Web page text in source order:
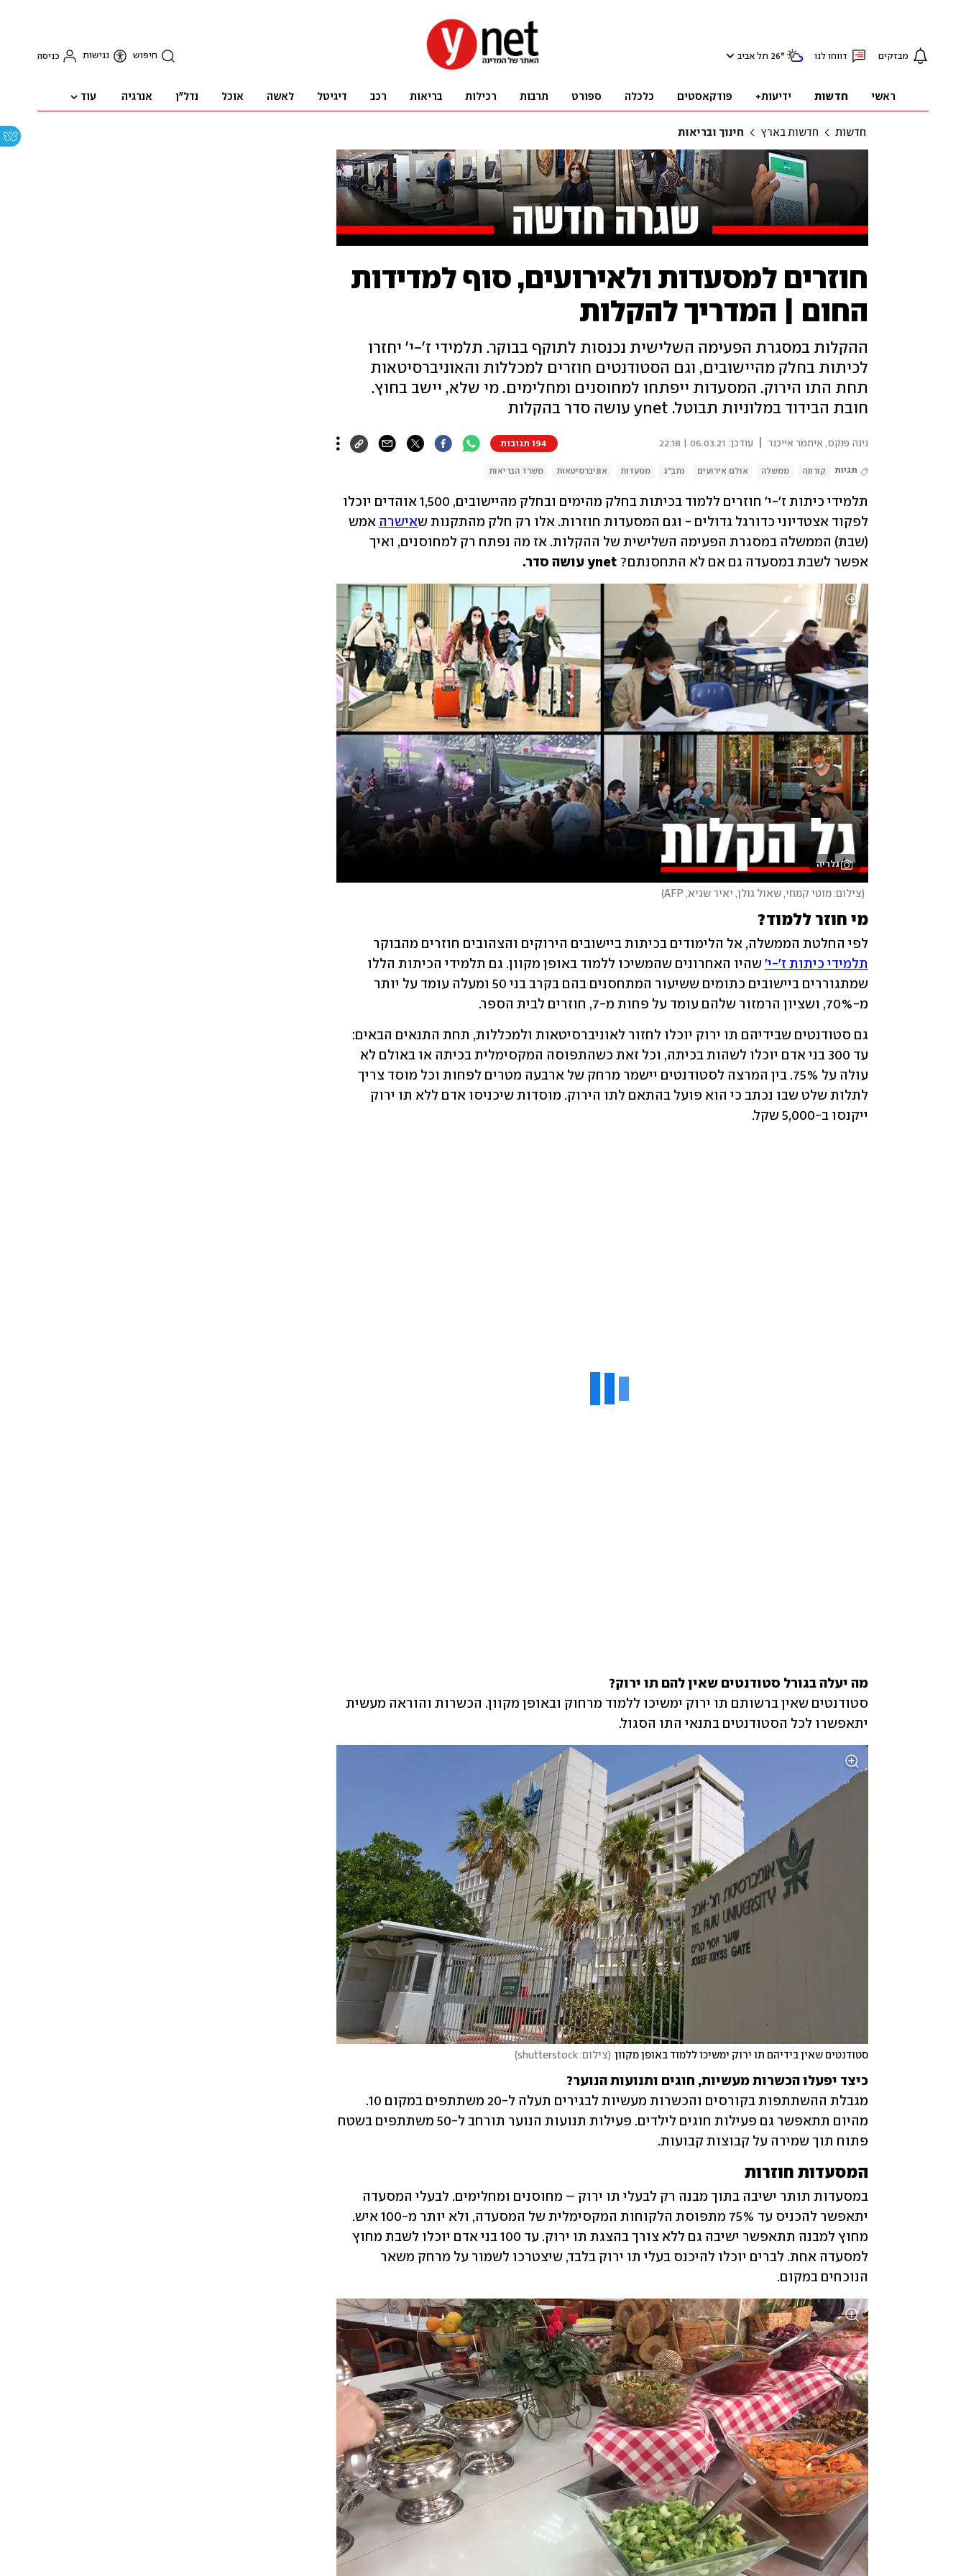
מבזקים דווחו לנו 26° תל אביב חיפוש נגישות כניסה
ראשי חדשות ידיעות+ פודקאסטים כלכלה ספורט תרבות רכילות בריאות רכב דיגיטל לאשה אוכל נדל"ן אנרגיה עוד
חדשות חדשות בארץ חינוך ובריאות
חוזרים למסעדות ולאירועים, סוף למדידות
החום | המדריך להקלות
ההקלות במסגרת הפעימה השלישית נכנסות לתוקף בבוקר. תלמידי ז'-י' יחזרו
לכיתות בחלק מהיישובים, וגם הסטודנטים חוזרים למכללות והאוניברסיטאות
תחת התו הירוק. המסעדות ייפתחו למחוסנים ומחלימים. מי שלא, יישב בחוץ.
חובת הבידוד במלוניות תבוטל. ynet עושה סדר בהקלות
נינה פוקס איתמר אייכנר עודכן: 06.03.21 | 22:18 194 תגובות
תגיות קורונה ממשלה אולם אירועים נתב"ג מסעדות אוניברסיטאות משרד הבריאות
לפקוד אצטדיוני כדורגל גדולים - וגם המסעדות חוזרות. אלו רק חלק מהתקנות שאישרה
אפשר לשבת במסעדה גם אם לא התחסנתם? ynet עושה סדר.
גלריה
(צילום: מוטי קמחי, שאול גולן, יאיר שגיא, AFP )
מי חוזר ללמוד?
לפי החלטת הממשלה, אל הלימודים בכיתות ביישובים הירוקים והצהובים חוזרים מהבוקר
תלמידי כיתות ז'-י'
מ-70%, ושציון הרמזור שלהם עומד על פחות מ-7, חוזרים לבית הספר.
ייקנסו ב-5,000 שקל.
מה יעלה בגורל סטודנטים שאין להם תו ירוק?
יתאפשרו לכל הסטודנטים בתנאי התו הסגול.
סטודנטים שאין בידיהם תו ירוק ימשיכו ללמוד באופן מקוון (צילום: shutterstock )
כיצד יפעלו הכשרות מעשיות, חוגים ותנועות הנוער?
פתוח תוך שמירה על קבוצות קבועות.
המסעדות חוזרות
הנוכחים במקום.